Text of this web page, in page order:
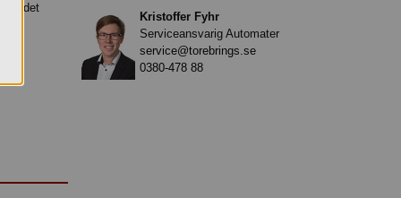
det
Kristoffer Fyhr
Serviceansvarig Automater
service@torebrings.se
0380-478 88